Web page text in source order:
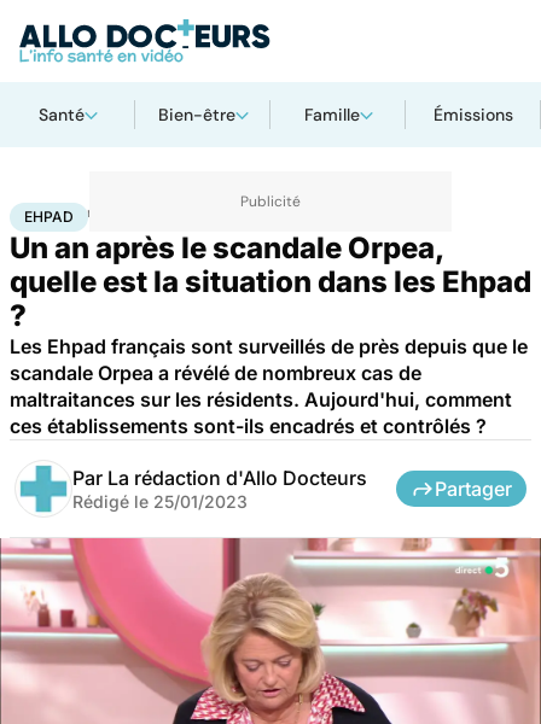
Santé Bien-être Famille Émissions
AccueilSanté Santé publiqueEhpad
EHPAD
Un an après le scandale Orpea,
quelle est la situation dans les Ehpad
?
Les Ehpad français sont surveillés de près depuis que le
scandale Orpea a révélé de nombreux cas de
maltraitances sur les résidents. Aujourd'hui, comment
ces établissements sont-ils encadrés et contrôlés ?
Par La rédaction d'Allo Docteurs
Rédigé le 25/01/2023
Partager